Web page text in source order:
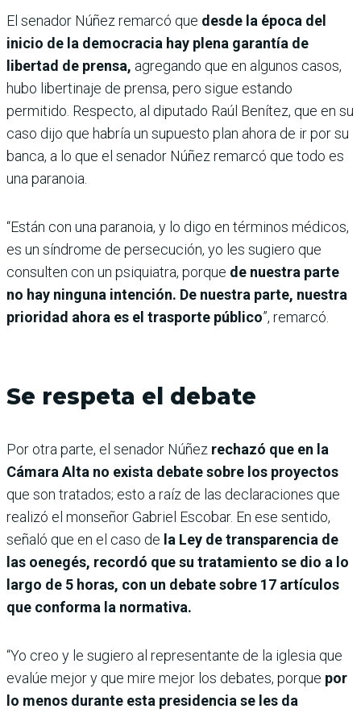
El senador Núñez remarcó que desde la época del
inicio de la democracia hay plena garantía de
libertad de prensa, agregando que en algunos casos,
hubo libertinaje de prensa, pero sigue estando
permitido. Respecto, al diputado Raúl Benítez, que en su
caso dijo que habría un supuesto plan ahora de ir por su
banca, a lo que el senador Núñez remarcó que todo es
una paranoia.
“Están con una paranoia, y lo digo en términos médicos,
es un síndrome de persecución, yo les sugiero que
consulten con un psiquiatra, porque de nuestra parte
no hay ninguna intención. De nuestra parte, nuestra
prioridad ahora es el trasporte público”, remarcó.
Se respeta el debate
Por otra parte, el senador Núñez rechazó que en la
Cámara Alta no exista debate sobre los proyectos
que son tratados; esto a raíz de las declaraciones que
realizó el monseñor Gabriel Escobar. En ese sentido,
señaló que en el caso de la Ley de transparencia de
las oenegés, recordó que su tratamiento se dio a lo
largo de 5 horas, con un debate sobre 17 artículos
que conforma la normativa.
“Yo creo y le sugiero al representante de la iglesia que
evalúe mejor y que mire mejor los debates, porque por
lo menos durante esta presidencia se les da